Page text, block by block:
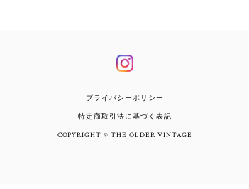
プライバシーポリシー
特定商取引法に基づく表記
COPYRIGHT © THE OLDER VINTAGE